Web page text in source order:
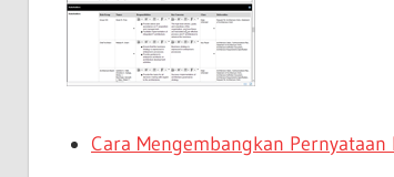
Cara Mengembangkan